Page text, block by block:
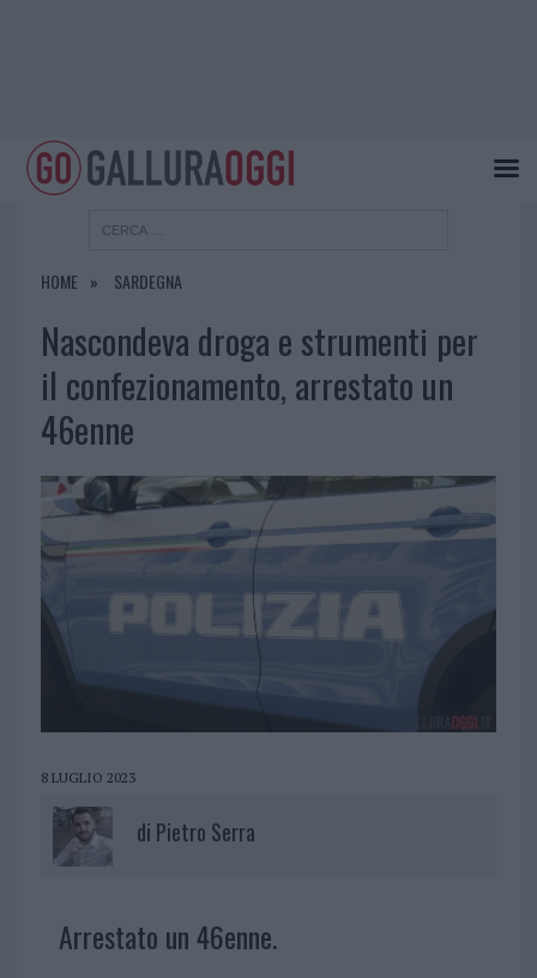
HOME SARDEGNA
Nascondeva droga e strumenti per
il confezionamento, arrestato un
46enne
8 LUGLIO 2023
di Pietro Serra
Arrestato un 46enne.